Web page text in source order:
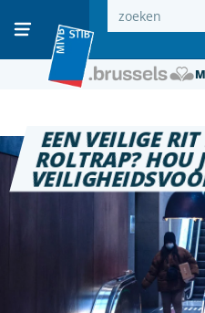
EEN VEILIGE
ROLTRAP? HOU